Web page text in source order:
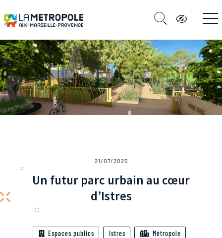
21/07/2025
Un futur parc urbain au cœur
d’Istres
Espaces publics Istres Métropole